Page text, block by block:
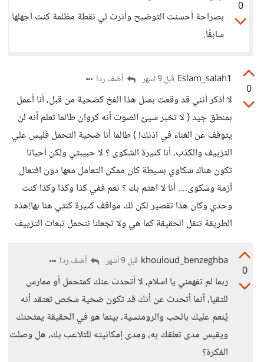
0
بصراحة أحسنت التوضيح وأنرت لي نقطة مظلمة كنت أجهلها
سابقًا.
0
Eslam_salah1 قبل 9 أشهر أضف ردا
لا أذكر أنني قد وقعت بمثل هذا الفخ كضحية من قبل، أنا أعمل
بمنطق جيد ( لا تخبر سيئ الصوت أنه كروان طالما تعلم أنه لن
يتوقف عن الغناء في اذنك! ) طالما أنا ضحية التحمل فليس علي
التزييف والكذب، أنا كثيرة الشكوى ؟ لا حبيبتي ولكن أحيانا
تكون هناك شكاوي بسيطة كان ممكن التعامل معها دون افتعال
أزمة وشكوى.... أنا لا اهتم بك ؟ نعم ففي كذا وكذا وكذا كنت
وحدي وكان هذا تقصير لكن لك مواقف كثيرة كنتي هنا بها!هذه
الطريقة تنقل الحقيقة كما هي ولا تجعلنا نتحمل تبعات التزييف
0
khouloud_benzeghba قبل 9 أشهر أضف ردا
ربما لم تفهمني يا اسلام، لا أتحدث عنك كمتحمل أو ممارس
للتقيا، أنما أتحدث عن أنك قد تكون ضحية شخص تعتقد أنه
يُنعم عليك بالحب والرومنسية، بينما هو في الحقيقة يمتحنك
ويقيس مدى تعلقك به، ومدى إمكانيته للتلاعب بك، هل وصلت
الفكرة؟